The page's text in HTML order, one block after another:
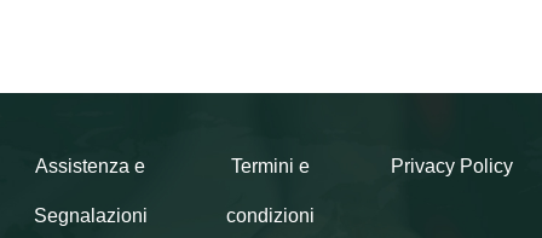
Assistenza e
Segnalazioni
Termini e
condizioni
Privacy Policy